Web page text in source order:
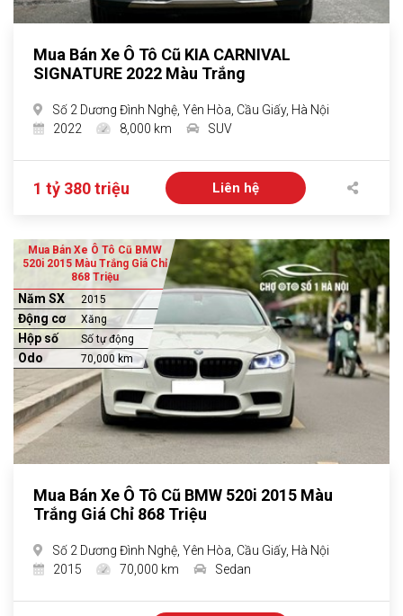
Mua Bán Xe Ô Tô Cũ KIA CARNIVAL
SIGNATURE 2022 Màu Trắng
Số 2 Dương Đình Nghệ, Yên Hòa, Cầu Giấy, Hà Nội
2022
8,000 km SUV
1 tỷ 380 triệu Liên hệ
Mua Bán Xe Ô Tô Cũ BMW
520i 2015 Màu Trắng Giá Chỉ
868 Triệu
Năm SX 2015
Động cơ Xăng
Hộp số Số tự động
Odo 70,000 km
Mua Bán Xe Ô Tô Cũ BMW 520i 2015 Màu
Trắng Giá Chỉ 868 Triệu
Số 2 Dương Đình Nghệ, Yên Hòa, Cầu Giấy, Hà Nội
2015
70,000 km Sedan